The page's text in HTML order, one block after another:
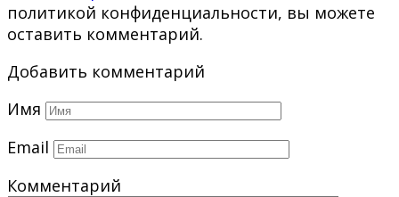
политикой конфиденциальности, вы можете
оставить комментарий.
Добавить комментарий
Имя
Email
Комментарий